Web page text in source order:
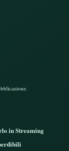
in Streaming